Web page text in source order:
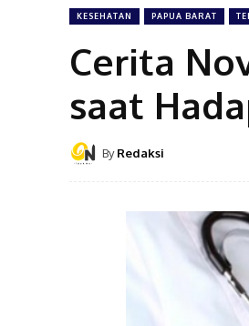
KESEHATAN PAPUA BARAT
Cerita
saat
By Redaksi